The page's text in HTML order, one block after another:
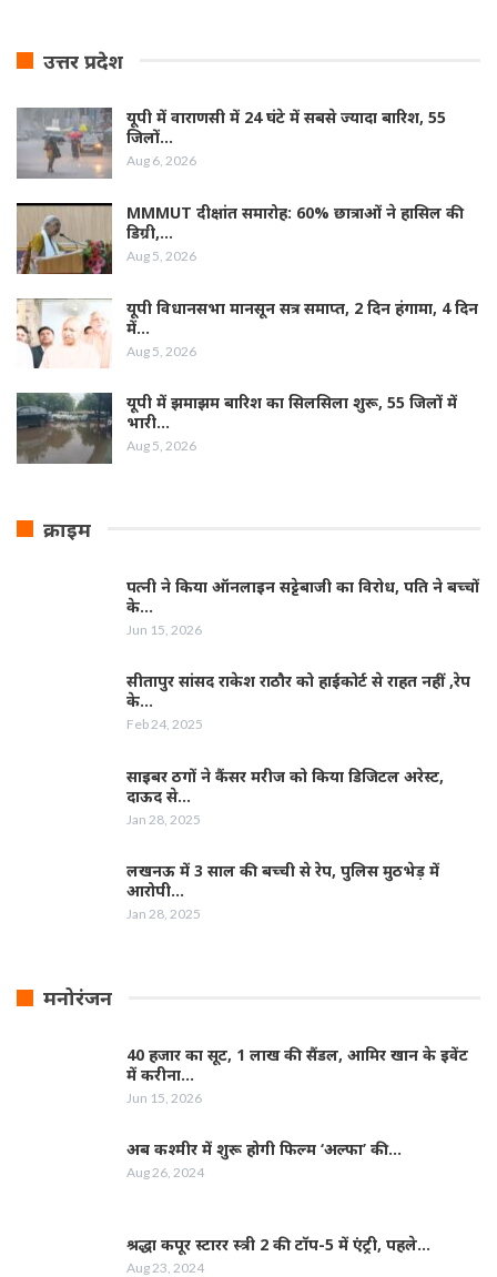
उत्तर प्रदेश
यूपी में वाराणसी में 24 घंटे में सबसे ज्यादा बारिश, 55
जिलों…
Aug 6, 2026
MMMUT दीक्षांत समारोह: 60% छात्राओं ने हासिल की
डिग्री,…
Aug 5, 2026
यूपी विधानसभा मानसून सत्र समाप्त, 2 दिन हंगामा, 4 दिन
में…
Aug 5, 2026
यूपी में झमाझम बारिश का सिलसिला शुरू, 55 जिलों में
भारी…
Aug 5, 2026
क्राइम
पत्नी ने किया ऑनलाइन सट्टेबाजी का विरोध, पति ने बच्चों
के…
Jun 15, 2026
सीतापुर सांसद राकेश राठौर को हाईकोर्ट से राहत नहीं ,रेप
के…
Feb 24, 2025
साइबर ठगों ने कैंसर मरीज को किया डिजिटल अरेस्ट,
दाऊद से…
Jan 28, 2025
लखनऊ में 3 साल की बच्ची से रेप, पुलिस मुठभेड़ में
आरोपी…
Jan 28, 2025
मनोरंजन
40 हजार का सूट, 1 लाख की सैंडल, आमिर खान के इवेंट
में करीना…
Jun 15, 2026
अब कश्मीर में शुरू होगी फिल्‍म ‘अल्फा’ की…
Aug 26, 2024
श्रद्धा कपूर स्‍टारर स्‍त्री 2 की टॉप-5 में एंट्री, पहले…
Aug 23, 2024